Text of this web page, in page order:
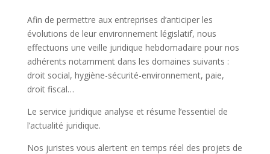
Afin de permettre aux entreprises d’anticiper les
évolutions de leur environnement législatif, nous
effectuons une veille juridique hebdomadaire pour nos
adhérents notamment dans les domaines suivants :
droit social, hygiène-sécurité-environnement, paie,
droit fiscal…
Le service juridique analyse et résume l’essentiel de
l’actualité juridique.
Nos juristes vous alertent en temps réel des projets de